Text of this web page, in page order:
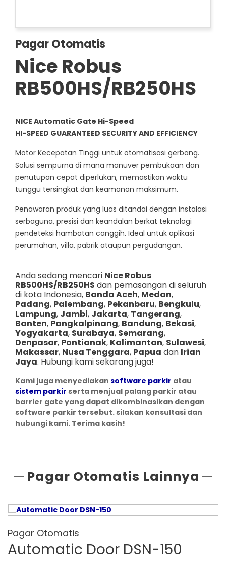
Pagar Otomatis
Nice Robus
RB500HS/RB250HS
NICE Automatic Gate Hi-Speed
HI-SPEED GUARANTEED SECURITY AND EFFICIENCY
Motor Kecepatan Tinggi untuk otomatisasi gerbang.
Solusi sempurna di mana manuver pembukaan dan
penutupan cepat diperlukan, memastikan waktu
tunggu tersingkat dan keamanan maksimum.
Penawaran produk yang luas ditandai dengan instalasi
serbaguna, presisi dan keandalan berkat teknologi
pendeteksi hambatan canggih. Ideal untuk aplikasi
perumahan, villa, pabrik ataupun pergudangan.
Anda sedang mencari Nice Robus
RB500HS/RB250HS dan pemasangan di seluruh
di kota Indonesia, Banda Aceh, Medan,
Padang, Palembang, Pekanbaru, Bengkulu,
Lampung, Jambi, Jakarta, Tangerang,
Banten, Pangkalpinang, Bandung, Bekasi,
Yogyakarta, Surabaya, Semarang,
Denpasar, Pontianak, Kalimantan, Sulawesi,
Makassar, Nusa Tenggara, Papua dan Irian
Jaya. Hubungi kami sekarang juga!
Kami juga menyediakan software parkir atau
sistem parkir serta menjual palang parkir atau
barrier gate yang dapat dikombinasikan dengan
software parkir tersebut. silakan konsultasi dan
hubungi kami. Terima kasih!
Pagar Otomatis Lainnya
Pagar Otomatis
Automatic Door DSN-150